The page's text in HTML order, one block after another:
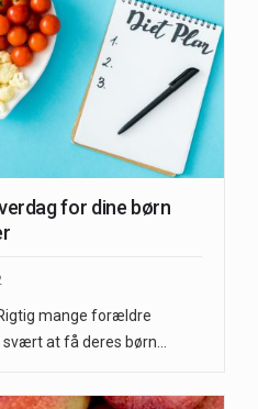
for dine børn
mange forældre
at få deres børn…